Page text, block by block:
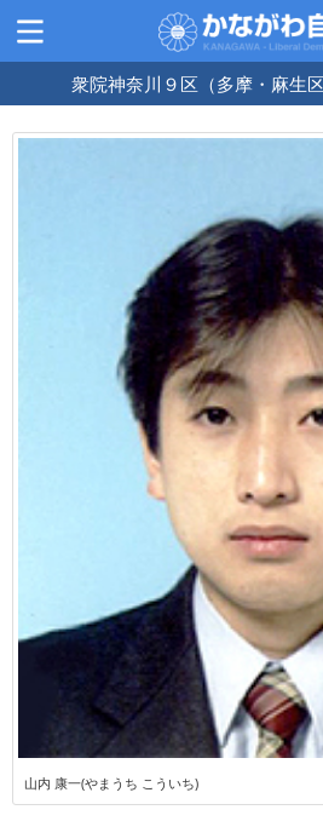
衆院神奈川９区（多摩・麻生
山内 康一(やまうち こういち)